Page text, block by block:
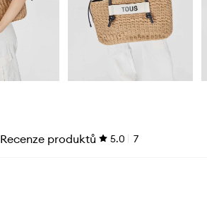
Recenze produktů 5.0 7